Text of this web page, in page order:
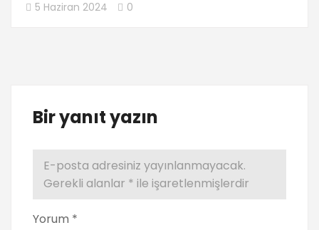
5 Haziran 2024 0
Bir yanıt yazın
E-posta adresiniz yayınlanmayacak.
Gerekli alanlar * ile işaretlenmişlerdir
Yorum *